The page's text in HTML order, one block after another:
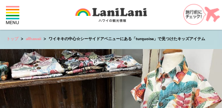
トップ allhawaii ワイキキの中心☆シーサイドアベニューにある「turquoise」で見つけたキッズアイテム